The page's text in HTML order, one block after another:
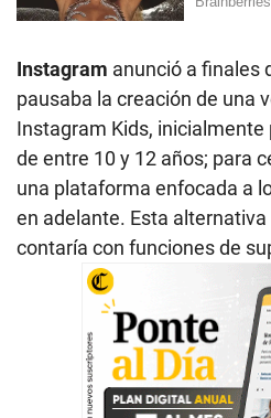
Instagram anunció a finales
pausaba la creación de una
Instagram Kids,
de entre 10 y 12 años; para
una plataforma enfocada a
en adelante. Esta alternativa
contaría con funciones de